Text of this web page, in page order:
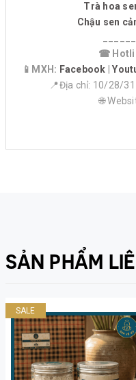
Trà hoa
Chậu sen
☎
📱MXH: Facebook |
📍Địa chỉ: 10/28/31
🌐
SẢN PHẨM
SALE